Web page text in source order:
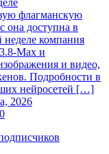
флагманскую
она доступна в
компания
и
и видео,
Подробности в
нейросетей […]
2026
0